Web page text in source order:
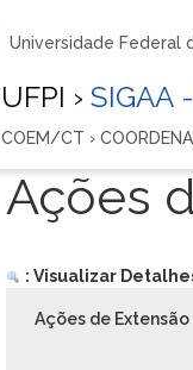
Universidade Federal
UFPI › SIGAA
COEM/CT ›
Ações
: Visualizar
Ações de Extensão